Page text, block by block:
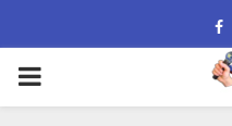
PRIMARY